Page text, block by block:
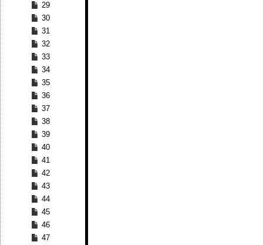
29
30
31
32
33
34
35
36
37
38
39
40
41
42
43
44
45
46
47